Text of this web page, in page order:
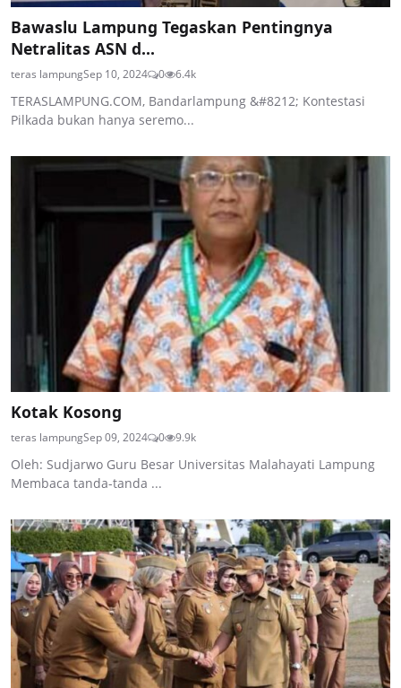
Bawaslu Lampung Tegaskan Pentingnya
Netralitas ASN d...
teras lampungSep 10, 2024 0 6.4k
TERASLAMPUNG.COM, Bandarlampung &#8212; Kontestasi
Pilkada bukan hanya seremo...
Kotak Kosong
teras lampungSep 09, 2024 0 9.9k
Oleh: Sudjarwo Guru Besar Universitas Malahayati Lampung
Membaca tanda-tanda ...